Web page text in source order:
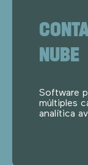
NUBE
Software
múltiples
analítica